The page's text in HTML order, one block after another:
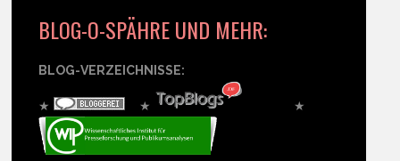
BLOG-O-SPÄHRE UND MEHR:
BLOG-VERZEICHNISSE:
★ ★ ★